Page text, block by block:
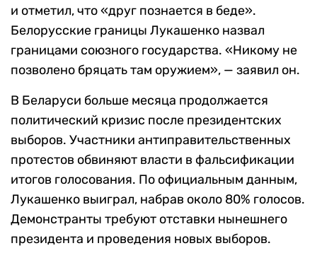
и отметил, что «друг познается в беде».
Белорусские границы Лукашенко назвал
границами союзного государства. «Никому не
позволено бряцать там оружием», — заявил он.
В Беларуси больше месяца продолжается
политический кризис после президентских
выборов. Участники антиправительственных
протестов обвиняют власти в фальсификации
итогов голосования. По официальным данным,
Лукашенко выиграл, набрав около 80% голосов.
Демонстранты требуют отставки нынешнего
президента и проведения новых выборов.